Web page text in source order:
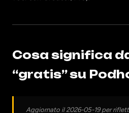
Cosa significa
“gratis” su
Aggiornato il 2026-05-19 per